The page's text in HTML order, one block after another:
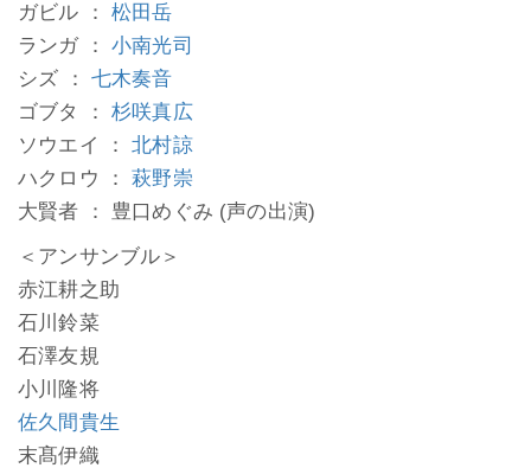
ガビル ：松田岳
ランガ ：小南光司
シズ ： 七木奏音
ゴブタ ：杉咲真広
ソウエイ ：北村諒
ハクロウ ：萩野崇
大賢者 ： 豊口めぐみ (声の出演)
＜アンサンブル＞
赤江耕之助
石川鈴菜
石澤友規
小川隆将
佐久間貴生
末髙伊織